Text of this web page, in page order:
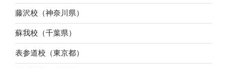
藤沢校（神奈川県）
蘇我校（千葉県）
表参道校（東京都）